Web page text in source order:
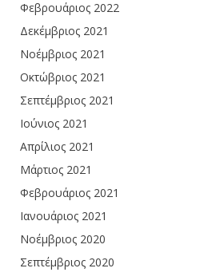
Φεβρουάριος 2022
Δεκέμβριος 2021
Νοέμβριος 2021
Οκτώβριος 2021
Σεπτέμβριος 2021
Ιούνιος 2021
Απρίλιος 2021
Μάρτιος 2021
Φεβρουάριος 2021
Ιανουάριος 2021
Νοέμβριος 2020
Σεπτέμβριος 2020